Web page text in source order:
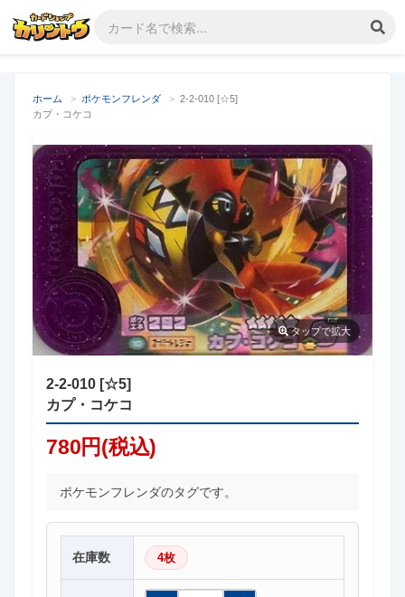
ホーム > ポケモンフレンダ > 2-2-010 [☆5]
カプ・コケコ
タップで拡大
2-2-010 [☆5]
カプ・コケコ
780円(税込)
ポケモンフレンダのタグです。
在庫数 4枚